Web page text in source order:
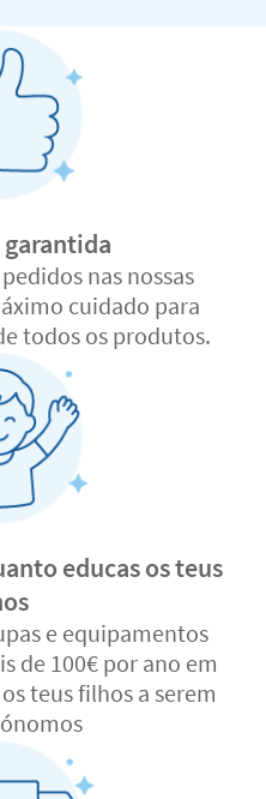
nas nossas
cuidado para
todos os produtos.
educas os teus
e equipamentos
de 100€ por ano em
teus filhos a serem